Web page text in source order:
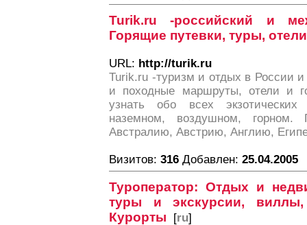
Turik.ru -российский и
Горящие путевки, туры,
URL: http://turik.ru
Turik.ru -туризм и отдых в России
и походные маршруты, отели и
узнать обо всех
наземном, воздушном, горном.
Австралию, Австрию, Англию,
Визитов: 316 Добавлен: 25.04.2005
Туроператор: Отдых и
туры и экскурсии, виллы,
Курорты [ru]